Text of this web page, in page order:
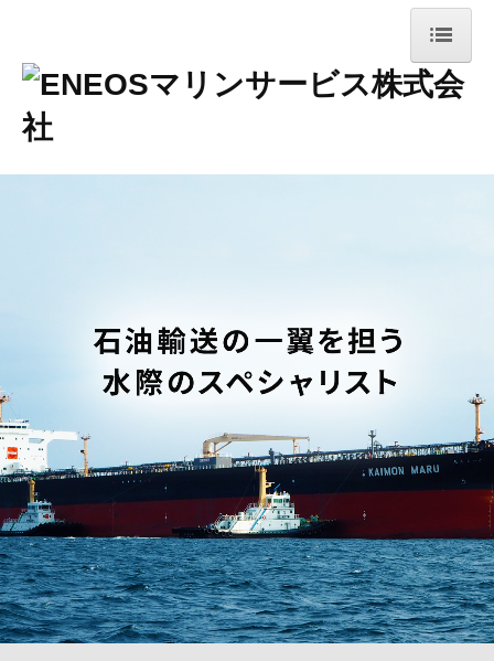
ホーム
会社案内
当社の特長
安全運航への取組み
事業案内
曳船業・船舶運航事業
防災船事業
船舶メンテナンス業務